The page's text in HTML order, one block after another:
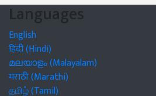
Languages
English
हिंदी (Hindi)
മലയാളം (Malayalam)
मराठी (Marathi)
தமிழ் (Tamil)